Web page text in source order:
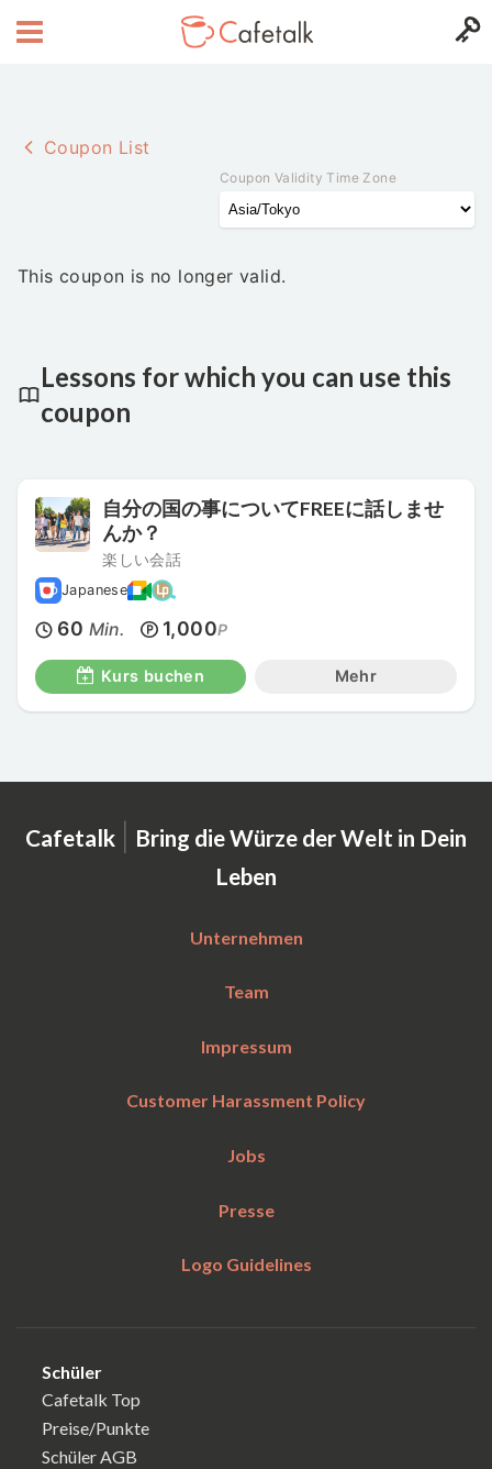
Coupon List
Coupon Validity Time Zone
This coupon is no longer valid.
Lessons for which you can use this
coupon
自分の国の事についてFREEに話しませ
んか？
楽しい会話
Japanese
60 Min. 1,000P
Kurs buchen Mehr
Cafetalk | Bring die Würze der Welt in Dein
Leben
Unternehmen
Team
Impressum
Customer Harassment Policy
Jobs
Presse
Logo Guidelines
Schüler
Cafetalk Top
Preise/Punkte
Schüler AGB